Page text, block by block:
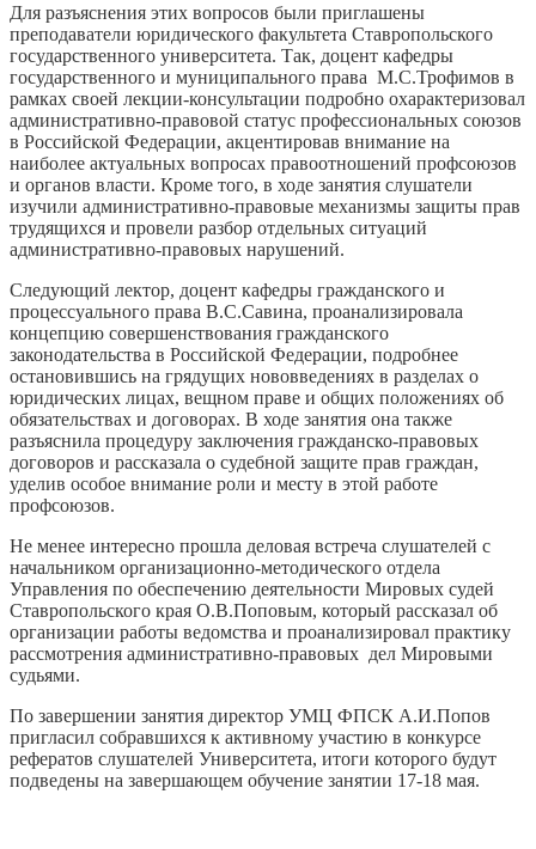
Для разъяснения этих вопросов были приглашены
преподаватели юридического факультета Ставропольского
государственного университета. Так, доцент кафедры
государственного и муниципального права М.С.Трофимов в
рамках своей лекции-консультации подробно охарактеризовал
административно-правовой статус профессиональных союзов
в Российской Федерации, акцентировав внимание на
наиболее актуальных вопросах правоотношений профсоюзов
и органов власти. Кроме того, в ходе занятия слушатели
изучили административно-правовые механизмы защиты прав
трудящихся и провели разбор отдельных ситуаций
административно-правовых нарушений.
Следующий лектор, доцент кафедры гражданского и
процессуального права В.С.Савина, проанализировала
концепцию совершенствования гражданского
законодательства в Российской Федерации, подробнее
остановившись на грядущих нововведениях в разделах о
юридических лицах, вещном праве и общих положениях об
обязательствах и договорах. В ходе занятия она также
разъяснила процедуру заключения гражданско-правовых
договоров и рассказала о судебной защите прав граждан,
уделив особое внимание роли и месту в этой работе
профсоюзов.
Не менее интересно прошла деловая встреча слушателей с
начальником организационно-методического отдела
Управления по обеспечению деятельности Мировых судей
Ставропольского края О.В.Поповым, который рассказал об
организации работы ведомства и проанализировал практику
рассмотрения административно-правовых дел Мировыми
судьями.
По завершении занятия директор УМЦ ФПСК А.И.Попов
пригласил собравшихся к активному участию в конкурсе
рефератов слушателей Университета, итоги которого будут
подведены на завершающем обучение занятии 17-18 мая.